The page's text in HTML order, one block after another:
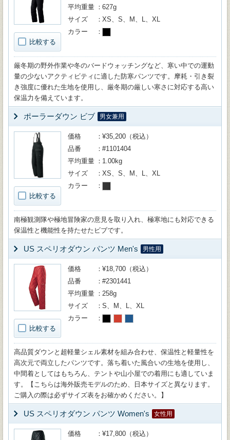
比較する
平均重量
627g
サイズ
XS、S、M、L、XL
カラー
厳冬期の野外作業や冬のバードウォッチングなど、寒い中での運動
量の少ないアクティビティに適した防寒パンツです。摩耗・引き裂
き強度に優れた生地を使用し、厳冬期の厳しい寒さに対応する高い
保温力を備えています。
ポーラーダウン ビブ 男女兼用
比較する
価格
¥35,200（税込）
品番
#1101404
平均重量
1.00kg
サイズ
XS、S、M、L、XL
カラー
南極観測隊や極地冒険家の意見を取り入れ、極寒地にも対応できる
保温性と機能性を持たせたビブです。
US スペリオダウン パンツ Men's 男性用
比較する
価格
¥18,700（税込）
品番
#2301441
平均重量
258g
サイズ
S、M、L、XL
カラー
高品質ダウンと超軽量シェル素材を組み合わせ、保温性と軽量性を
高次元で両立したパンツです。落ち着いた風合いの生地を使用し、
中間着としてはもちろん、テントや山小屋での着用にも適していま
す。【こちらは海外販売モデルのため、日本サイズと異なります。
ご購入の際は必ずサイズ表をお確かめください。】
US スペリオダウン パンツ Women's 女性用
価格
¥17,800（税込）